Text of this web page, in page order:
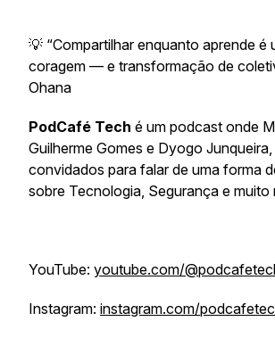
💡 “Compartilhar enquanto aprende é
coragem — e transformação de
Ohana
PodCafé Tech é um podcast onde
Guilherme Gomes e Dyogo
convidados para falar de uma forma
sobre Tecnologia, Segurança e muito
YouTube: youtube.com/
Instagram: instagram.com/